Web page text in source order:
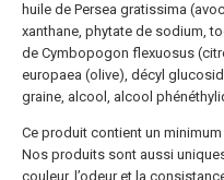
huile de Persea gratissima
xanthane, phytate de sodium,
de Cymbopogon flexuosus
europaea (olive), décyl
graine, alcool, alcool
Ce produit contient un
Nos produits sont aussi
couleur, l’odeur et la